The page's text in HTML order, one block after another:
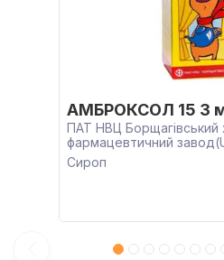
АМБРОКСОЛ 15 3
ПАТ НВЦ Борщагівський
фармацевтичний
Сироп